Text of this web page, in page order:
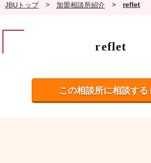
JBUトップ > 加盟相談所紹介 > reflet
reflet
この相談所に相談する